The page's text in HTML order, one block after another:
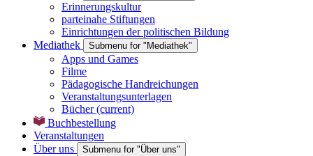
Erinnerungskultur
parteinahe Stiftungen
Einrichtungen der politischen Bildung
Mediathek
Submenu for "Mediathek"
Apps und Games
Filme
Pädagogische Handreichungen
Veranstaltungsunterlagen
Bücher(current)
Buchbestellung
Veranstaltungen
Über uns
Submenu for "Über uns"